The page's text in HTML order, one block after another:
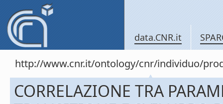
data.CNR.it
http://www.cnr.it/ontology/cnr/individuo/
CORRELAZIONE TRA